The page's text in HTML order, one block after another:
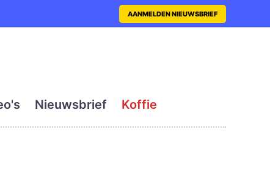
met actueel en
AANMELDEN NIEUWSBRIEF
Nieuwsbrief Koffie